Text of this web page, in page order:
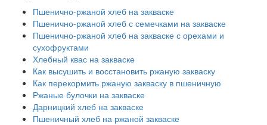
Пшенично-ржаной хлеб на закваске
Пшенично-ржаной хлеб с семечками на закваске
Пшенично-ржаной хлеб на закваске с орехами и
сухофруктами
Хлебный квас на закваске
Как высушить и восстановить ржаную закваску
Как перекормить ржаную закваску в пшеничную
Ржаные булочки на закваске
Дарницкий хлеб на закваске
Пшеничный хлеб на ржаной закваске